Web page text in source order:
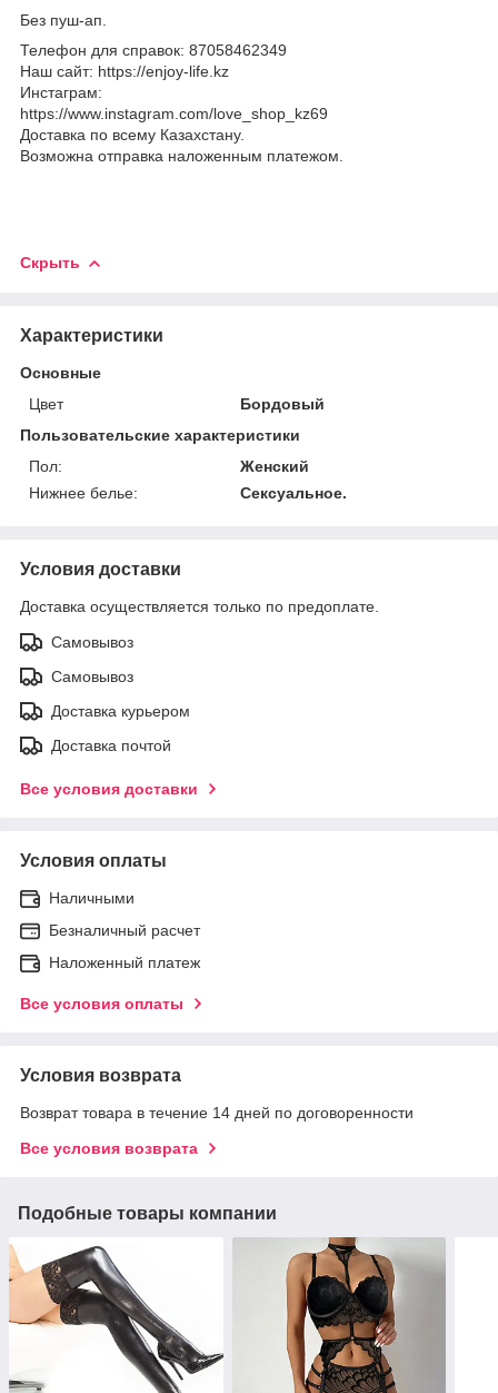
Без пуш-ап.
Телефон для справок: 87058462349
Наш сайт: https://enjoy-life.kz
Инстаграм:
https://www.instagram.com/love_shop_kz69
Доставка по всему Казахстану.
Возможна отправка наложенным платежом.
Скрыть
Характеристики
Основные
Цвет
Бордовый
Пользовательские характеристики
Пол:
Женский
Нижнее белье:
Сексуальное.
Условия доставки
Доставка осуществляется только по предоплате.
Самовывоз
Самовывоз
Доставка курьером
Доставка почтой
Все условия доставки
Условия оплаты
Наличными
Безналичный расчет
Наложенный платеж
Все условия оплаты
Условия возврата
Возврат товара в течение 14 дней по договоренности
Все условия возврата
Подобные товары компании